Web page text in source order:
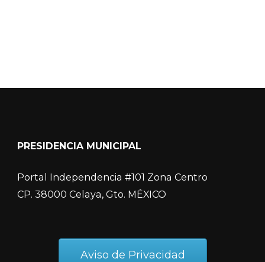
PRESIDENCIA MUNICIPAL
Portal Independencia #101 Zona Centro
CP. 38000 Celaya, Gto. MÉXICO
Aviso de Privacidad